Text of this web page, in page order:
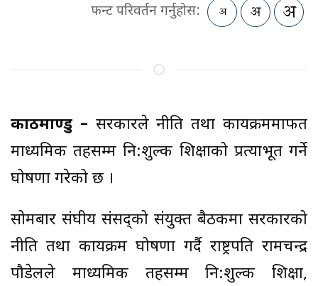
फन्ट परिवर्तन गर्नुहोस:
काठमाण्डु – सरकारले नीति तथा कार्यक्रममार्फत
माध्यमिक तहसम्म नि:शुल्क शिक्षाको प्रत्याभूत गर्ने
घोषणा गरेको छ ।
सोमबार संघीय संसद्को संयुक्त बैठकमा सरकारको
नीति तथा कार्यक्रम घोषणा गर्दै राष्ट्रपति रामचन्द्र
पौडेलले माध्यमिक तहसम्म नि:शुल्क शिक्षा,